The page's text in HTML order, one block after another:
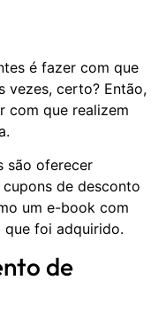
é fazer com que
vezes, certo? Então,
com que realizem
são oferecer
de desconto
um e-book com
foi adquirido.
de